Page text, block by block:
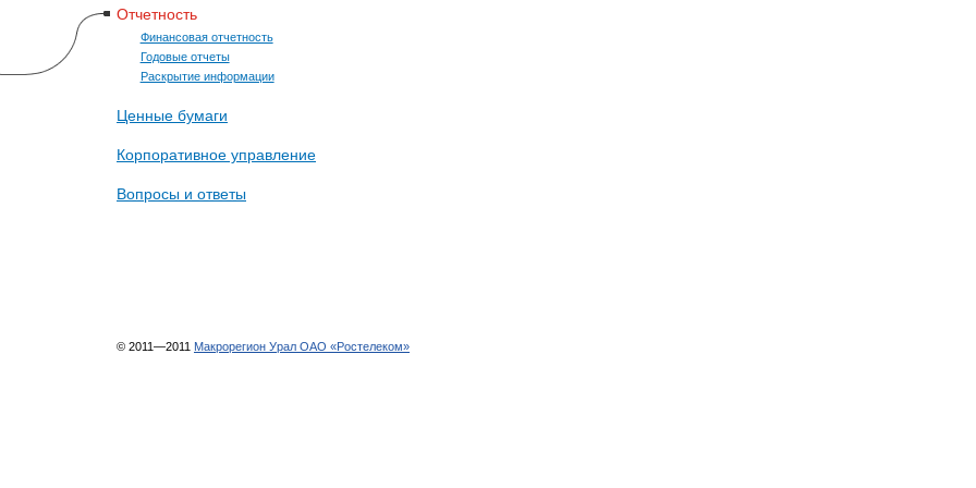
Отчетность
Финансовая отчетность
Годовые отчеты
Раскрытие информации
Ценные бумаги
Корпоративное управление
Вопросы и ответы
© 2011—2011 Макрорегион Урал ОАО «Ростелеком»